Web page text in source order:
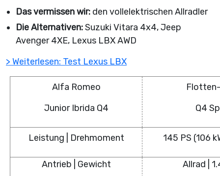
Das vermissen wir: den vollelektrischen Allradler
Die Alternativen:Suzuki Vitara 4x4, Jeep
Avenger 4XE, Lexus LBX AWD
> Weiterlesen: Test Lexus LBX
Alfa Romeo
Junior Ibrida Q4
Q4
Leistung | Drehmoment 145 PS (106
Antrieb | Gewicht Allrad |